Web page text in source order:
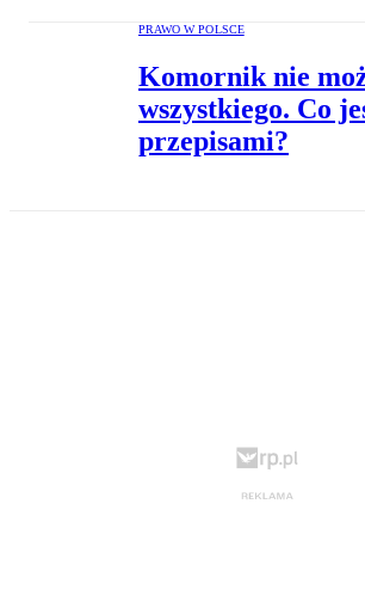
PRAWO W POLSCE
Komornik nie
wszystkiego. Co
przepisami?